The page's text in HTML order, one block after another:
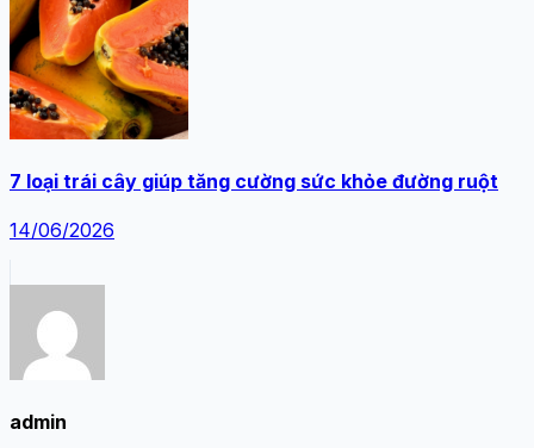
7 loại trái cây giúp tăng cường sức khỏe đường ruột
14/06/2026
admin